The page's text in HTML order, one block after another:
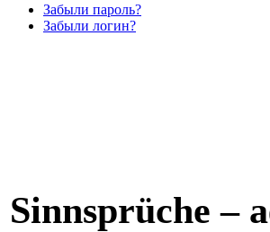
Забыли пароль?
Забыли логин?
Sinnsprüche –